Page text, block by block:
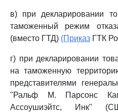
в) при декларировании
таможенный режим
(вместо ГТД) (Приказ ГТК
г) при декларировании
на таможенную
представителями
"Ральф М. Парсонс
Ассоушиэйтс, Инк"